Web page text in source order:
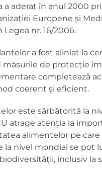
a aderat în anul 2000
Europene și
nr. 16/2006.
a fost aliniat la
măsurile de protecție
completează
coerent și eficient.
este sărbătorită la
atrage atenția la
alimentelor pe care
nivel mondial se pot
inclusiv la